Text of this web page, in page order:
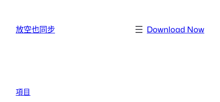
放空也同步 Download Now
項目